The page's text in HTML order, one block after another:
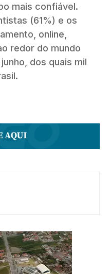
mais confiável.
(61%) e os
online,
redor do mundo
dos quais mil